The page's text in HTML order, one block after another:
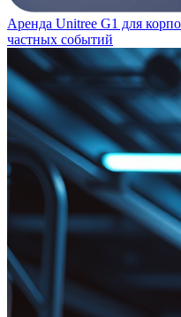
Аренда Unitree G1 для
частных событий